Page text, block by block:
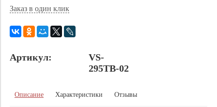
Заказ в один клик
Артикул:
VS-
295TB-02
Описание Характеристики Отзывы